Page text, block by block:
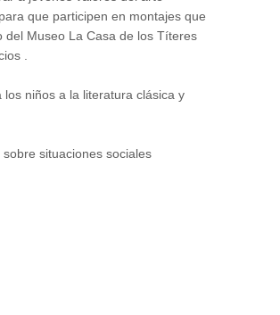
que participen en montajes que
del Museo La Casa de los Títeres
.
niños a la literatura clásica y
situaciones sociales